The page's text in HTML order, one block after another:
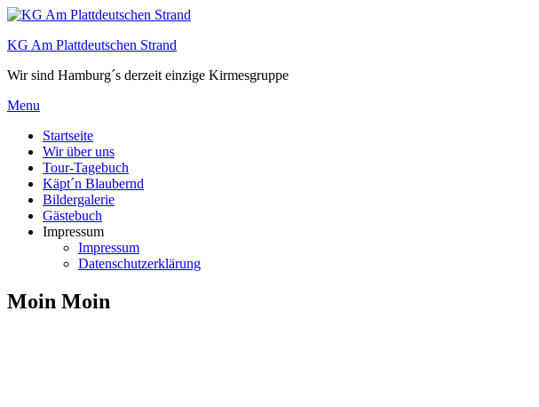
Skip
content
KG Am Plattdeutschen Strand
Wir sind Hamburg´s derzeit einzige Kirmesgruppe
Menu
Hauptmenü
Startseite
Wir über uns
Tour-Tagebuch
Käpt´n Blaubernd
Bildergalerie
Gästebuch
Impressum
Impressum
Datenschutzerklärung
Moin Moin